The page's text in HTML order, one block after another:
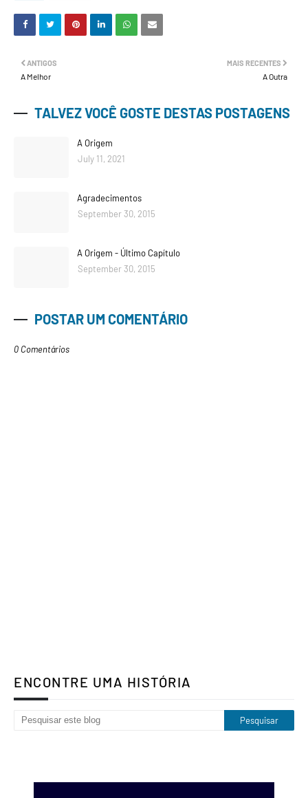
MAIS RECENTES
A Outra
ANTIGOS
A Melhor
TALVEZ VOCÊ GOSTE DESTAS POSTAGENS
A Origem
July 11, 2021
Agradecimentos
September 30, 2015
A Origem - Último Capítulo
September 30, 2015
POSTAR UM COMENTÁRIO
0 Comentários
ENCONTRE UMA HISTÓRIA